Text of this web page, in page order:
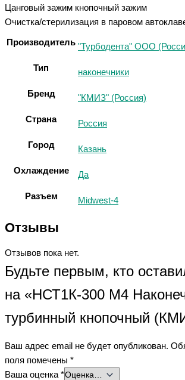
Цанговый зажим кнопочный зажим
Очистка/стерилизация в паровом
Производитель "Турбодента" ООО
Тип наконечники
Бренд "КМИЗ" (Россия)
Страна Россия
Город Казань
Охлаждение Да
Разъем Midwest-4
Отзывы
Отзывов пока нет.
Будьте первым, кто
на «НСТ1К-300 М4
турбинный кнопочный
Ваш адрес email не будет опубликован.
поля помечены *
Ваша оценка *